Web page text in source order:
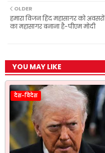
b
o
o
k
A
p
p
r
a
m
e
r
OLDER
हमारा विजन हिंद महासागर को अवसरों
का महासागर बनाना है-पीएम मोदी
YOU MAY LIKE
देश-विदेश